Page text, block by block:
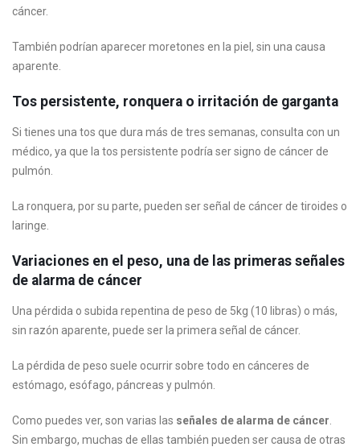
cáncer.
También podrían aparecer moretones en la piel, sin una causa
aparente.
Tos persistente, ronquera o irritación de garganta
Si tienes una tos que dura más de tres semanas, consulta con un
médico, ya que la tos persistente podría ser signo de cáncer de
pulmón.
La ronquera, por su parte, pueden ser señal de cáncer de tiroides o
laringe.
Variaciones en el peso, una de las primeras señales
de alarma de cáncer
Una pérdida o subida repentina de peso de 5kg (10 libras) o más,
sin razón aparente, puede ser la primera señal de cáncer.
La pérdida de peso suele ocurrir sobre todo en cánceres de
estómago, esófago, páncreas y pulmón.
Como puedes ver, son varias las señales de alarma de cáncer
Sin embargo, muchas de ellas también pueden ser causa de otras